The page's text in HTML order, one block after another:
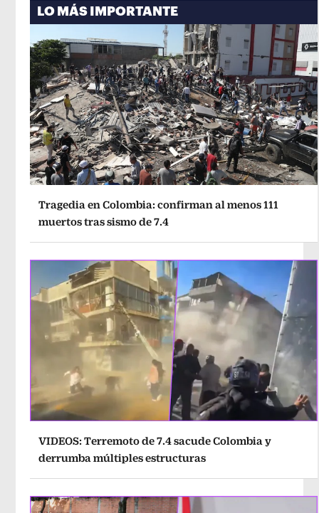
LO MÁS IMPORTANTE
Tragedia en Colombia: confirman al menos 111
muertos tras sismo de 7.4
VIDEOS: Terremoto de 7.4 sacude Colombia y
derrumba múltiples estructuras